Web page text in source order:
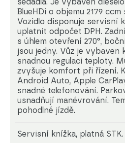
BlueHDi o objemu 2179 ccm
Vozidlo disponuje servisní
uplatnit odpočet DPH.
s úhlem otevření 270°,
jsou jedny. Vůz je vybaven
snadnou regulaci teploty.
zvyšuje komfort při řízení.
Android Auto, Apple
snadné telefonování.
usnadňují manévrování.
pohodlné jízdě.
servisní knížka, platná STK.